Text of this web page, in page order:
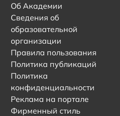
Об Академии
Сведения об
образовательной
организации
Правила пользования
Политика публикаций
Политика
конфиденциальности
Реклама на портале
Фирменный стиль